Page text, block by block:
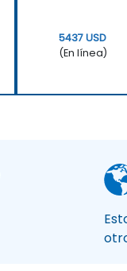
5437 USD
(En línea)